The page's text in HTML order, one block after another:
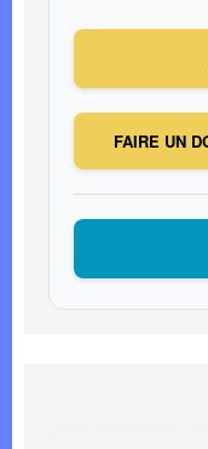
FAIRE UN